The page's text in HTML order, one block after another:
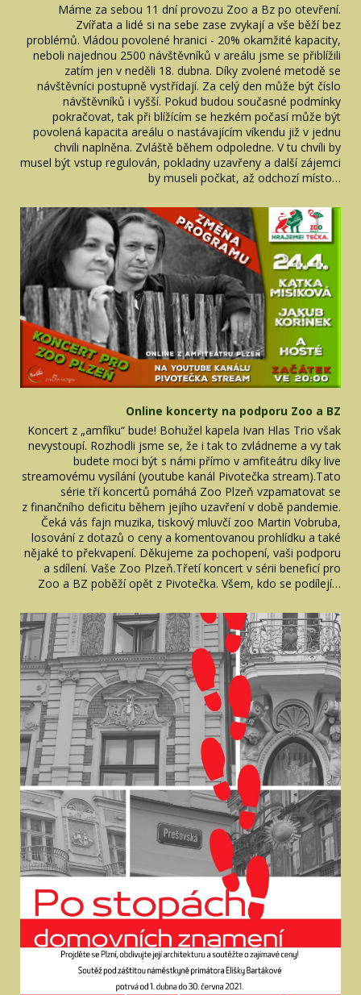
Máme za sebou 11 dní provozu Zoo a Bz po otevření.
Zvířata a lidé si na sebe zase zvykají a vše běží bez
problémů. Vládou povolené hranici - 20% okamžité kapacity,
neboli najednou 2500 návštěvníků v areálu jsme se přiblížili
zatím jen v neděli 18. dubna. Díky zvolené metodě se
návštěvníci postupně vystřídají. Za celý den může být číslo
návštěvníků i vyšší. Pokud budou současné podmínky
pokračovat, tak při blížícím se hezkém počasí může být
povolená kapacita areálu o nastávajícím víkendu již v jednu
chvíli naplněna. Zvláště během odpoledne. V tu chvíli by
musel být vstup regulován, pokladny uzavřeny a další zájemci
by museli počkat, až odchozí místo…
Online koncerty na podporu Zoo a BZ
Koncert z „amfíku“ bude! Bohužel kapela Ivan Hlas Trio však
nevystoupí. Rozhodli jsme se, že i tak to zvládneme a vy tak
budete moci být s námi přímo v amfiteátru díky live
streamovému vysílání (youtube kanál Pivotečka stream).Tato
série tří koncertů pomáhá Zoo Plzeň vzpamatovat se
z finančního deficitu během jejího uzavření v době pandemie.
Čeká vás fajn muzika, tiskový mluvčí zoo Martin Vobruba,
losování z dotazů o ceny a komentovanou prohlídku a také
nějaké to překvapení. Děkujeme za pochopení, vaši podporu
a sdílení. Vaše Zoo Plzeň.Třetí koncert v sérii beneficí pro
Zoo a BZ poběží opět z Pivotečka. Všem, kdo se podílejí…